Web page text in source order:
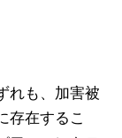
れも、加害被
存在するこ